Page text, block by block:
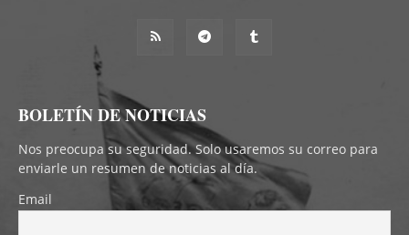
BOLETÍN DE NOTICIAS
Nos preocupa su seguridad. Solo usaremos su correo para
enviarle un resumen de noticias al día.
Email